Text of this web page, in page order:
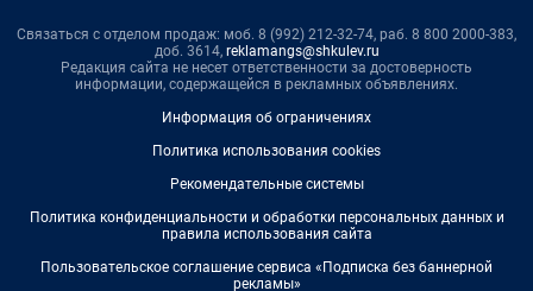
Связаться с отделом продаж: моб. 8 (992) 212-32-74, раб. 8 800 2000-383,
доб. 3614, reklamangs@shkulev.ru
Редакция сайта не несет ответственности за достоверность
информации, содержащейся в рекламных объявлениях.
Информация об ограничениях
Политика использования cookies
Рекомендательные системы
Политика конфиденциальности и обработки персональных данных и
правила использования сайта
Пользовательское соглашение сервиса «Подписка без баннерной
рекламы»